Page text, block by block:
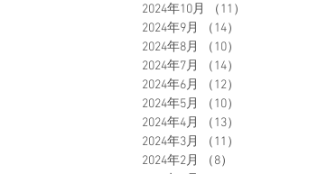
2024年10月
（11）
2024年9月
（14）
2024年8月
（10）
2024年7月
（14）
2024年6月
（12）
2024年5月
（10）
2024年4月
（13）
2024年3月
（11）
2024年2月
（8）